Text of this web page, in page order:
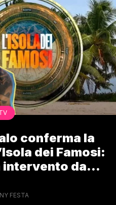
conferma la
dei Famosi:
intervento da
FESTA